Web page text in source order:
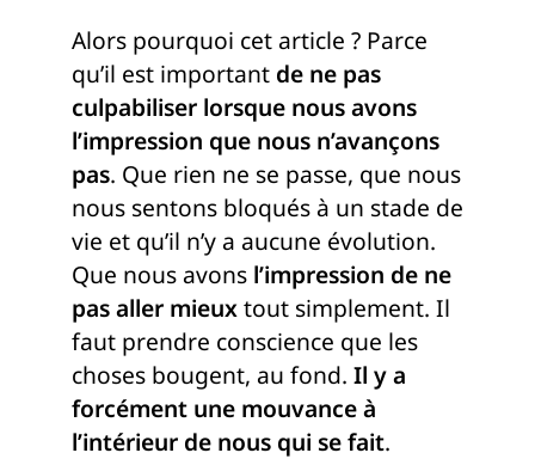
Alors pourquoi cet article ? Parce
qu’il est important de ne pas
culpabiliser lorsque nous avons
l’impression que nous n’avançons
pas. Que rien ne se passe, que nous
nous sentons bloqués à un stade de
vie et qu’il n’y a aucune évolution.
Que nous avons l’impression de ne
pas aller mieuxtout simplement. Il
faut prendre conscience que les
choses bougent, au fond. Il y a
forcément une mouvance à
l’intérieur de nous qui se fait.